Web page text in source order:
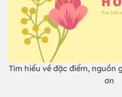
Tìm hiểu về đặc điểm, nguồn
ơn